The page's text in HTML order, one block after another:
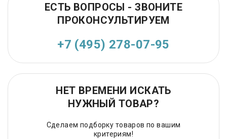
ЕСТЬ ВОПРОСЫ - ЗВОНИТЕ
ПРОКОНСУЛЬТИРУЕМ
+7 (495) 278-07-95
НЕТ ВРЕМЕНИ ИСКАТЬ
НУЖНЫЙ ТОВАР?
Сделаем подборку товаров по вашим
критериям!